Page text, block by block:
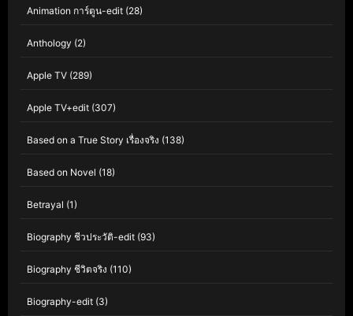
Animation การ์ตูน-edit (28)
Anthology (2)
Apple TV (289)
Apple TV+edit (307)
Based on a True Story เรื่องจริง (138)
Based on Novel (18)
Betrayal (1)
Biography ชีวประวัติ-edit (93)
Biography ชีวิตจริง (110)
Biography-edit (3)